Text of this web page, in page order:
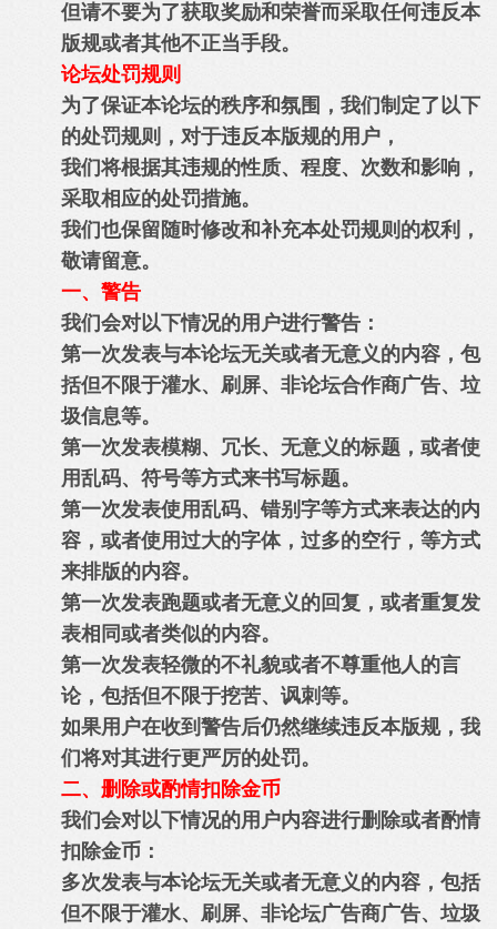
但请不要为了获取奖励和荣誉而采取任何违反本
版规或者其他不正当手段。
论坛处罚规则
为了保证本论坛的秩序和氛围，我们制定了以下
的处罚规则，对于违反本版规的用户，
我们将根据其违规的性质、程度、次数和影响，
采取相应的处罚措施。
我们也保留随时修改和补充本处罚规则的权利，
敬请留意。
一、警告
我们会对以下情况的用户进行警告：
第一次发表与本论坛无关或者无意义的内容，包
括但不限于灌水、刷屏、非论坛合作商广告、垃
圾信息等。
第一次发表模糊、冗长、无意义的标题，或者使
用乱码、符号等方式来书写标题。
第一次发表使用乱码、错别字等方式来表达的内
容，或者使用过大的字体，过多的空行，等方式
来排版的内容。
第一次发表跑题或者无意义的回复，或者重复发
表相同或者类似的内容。
第一次发表轻微的不礼貌或者不尊重他人的言
论，包括但不限于挖苦、讽刺等。
如果用户在收到警告后仍然继续违反本版规，我
们将对其进行更严厉的处罚。
二、删除或酌情扣除金币
我们会对以下情况的用户内容进行删除或者酌情
扣除金币：
多次发表与本论坛无关或者无意义的内容，包括
但不限于灌水、刷屏、非论坛广告商广告、垃圾